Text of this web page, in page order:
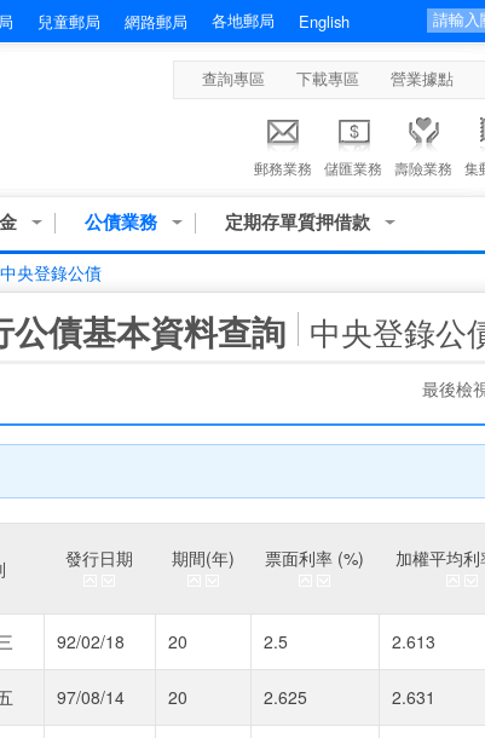
兒童郵局 網路郵局 各地郵局 English
查詢專區 下載專區 營業據點
郵務業務 儲匯業務 壽險業務 集
公債業務 定期存單質押借款
中央登錄公債
公債基本資料查詢 中央登錄公
最後檢
發行日期 期間(年) 票面利率 (%) 加權平均利
92/02/18 20 2.5 2.613
97/08/14 20 2.625 2.631